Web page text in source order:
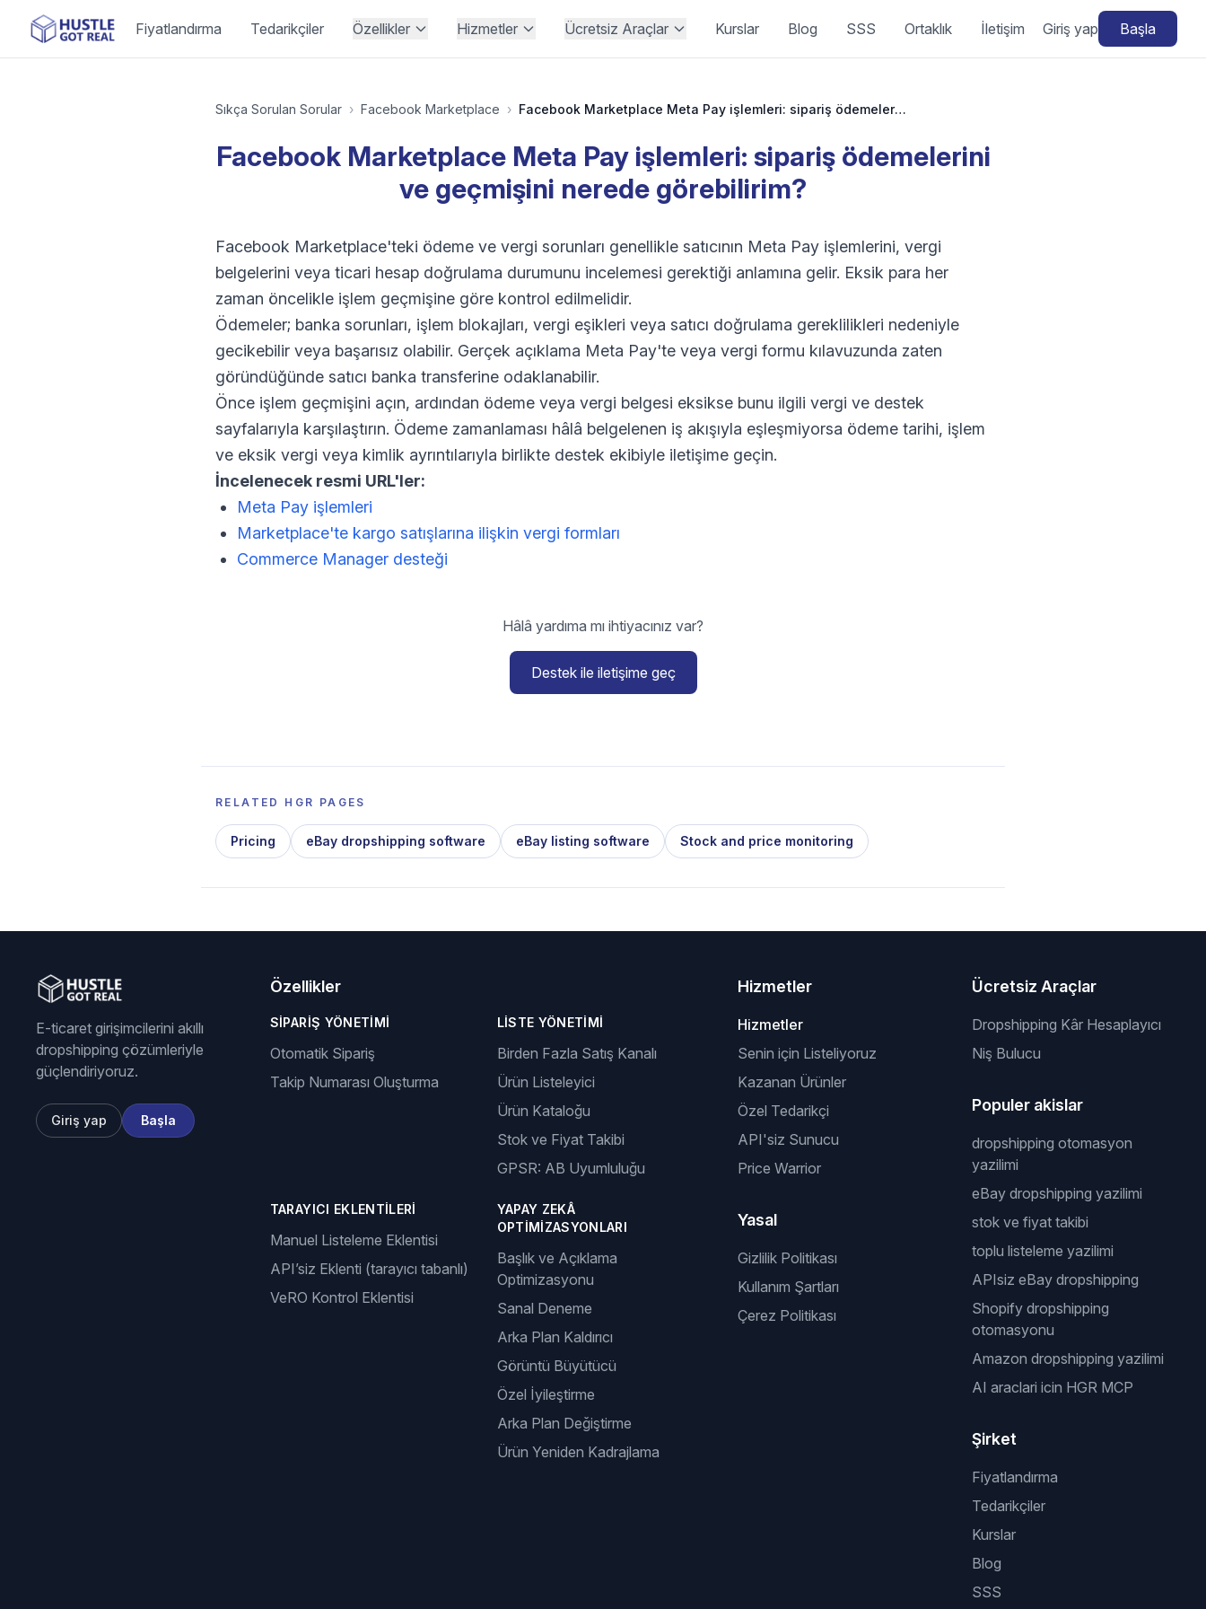
Fiyatlandırma Tedarikçiler Özellikler Hizmetler Ücretsiz Araçlar Kurslar Blog SSS Ortaklık İletişim Giriş yap Başla
Sıkça Sorulan Sorular › Facebook Marketplace › Facebook Marketplace Meta Pay işlemleri: sipariş ödemelerini ve geçmişini nerede görebilirim?
Facebook Marketplace Meta Pay işlemleri: sipariş ödemelerini
ve geçmişini nerede görebilirim?
Facebook Marketplace'teki ödeme ve vergi sorunları genellikle satıcının Meta Pay işlemlerini, vergi
belgelerini veya ticari hesap doğrulama durumunu incelemesi gerektiği anlamına gelir. Eksik para her
zaman öncelikle işlem geçmişine göre kontrol edilmelidir.
Ödemeler; banka sorunları, işlem blokajları, vergi eşikleri veya satıcı doğrulama gereklilikleri nedeniyle
gecikebilir veya başarısız olabilir. Gerçek açıklama Meta Pay'te veya vergi formu kılavuzunda zaten
göründüğünde satıcı banka transferine odaklanabilir.
Önce işlem geçmişini açın, ardından ödeme veya vergi belgesi eksikse bunu ilgili vergi ve destek
sayfalarıyla karşılaştırın. Ödeme zamanlaması hâlâ belgelenen iş akışıyla eşleşmiyorsa ödeme tarihi, işlem
ve eksik vergi veya kimlik ayrıntılarıyla birlikte destek ekibiyle iletişime geçin.
İncelenecek resmi URL'ler:
Meta Pay işlemleri
Marketplace'te kargo satışlarına ilişkin vergi formları
Commerce Manager desteği
Hâlâ yardıma mı ihtiyacınız var?
Destek ile iletişime geç
RELATED HGR PAGES
Pricing eBay dropshipping software eBay listing software Stock and price monitoring
E-ticaret girişimcilerini akıllı
dropshipping çözümleriyle
güçlendiriyoruz.
Giriş yap Başla
Özellikler
SIPARIŞ YÖNETIMI
Otomatik Sipariş
Takip Numarası Oluşturma
LISTE YÖNETIMI
Birden Fazla Satış Kanalı
Ürün Listeleyici
Ürün Kataloğu
Stok ve Fiyat Takibi
GPSR: AB Uyumluluğu
TARAYICI EKLENTILERI
Manuel Listeleme Eklentisi
API’siz Eklenti (tarayıcı tabanlı)
VeRO Kontrol Eklentisi
YAPAY ZEKÂ
OPTIMIZASYONLARI
Başlık ve Açıklama
Optimizasyonu
Sanal Deneme
Arka Plan Kaldırıcı
Görüntü Büyütücü
Özel İyileştirme
Arka Plan Değiştirme
Ürün Yeniden Kadrajlama
Hizmetler
Hizmetler
Senin için Listeliyoruz
Kazanan Ürünler
Özel Tedarikçi
API'siz Sunucu
Price Warrior
Yasal
Gizlilik Politikası
Kullanım Şartları
Çerez Politikası
Ücretsiz Araçlar
Dropshipping Kâr Hesaplayıcı
Niş Bulucu
Populer akislar
dropshipping otomasyon
yazilimi
eBay dropshipping yazilimi
stok ve fiyat takibi
toplu listeleme yazilimi
APIsiz eBay dropshipping
Shopify dropshipping
otomasyonu
Amazon dropshipping yazilimi
AI araclari icin HGR MCP
Şirket
Fiyatlandırma
Tedarikçiler
Kurslar
Blog
SSS